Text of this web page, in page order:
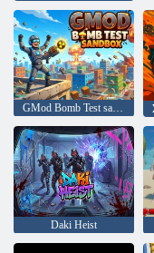
GMod Bomb Test sandbox
Daki Heist